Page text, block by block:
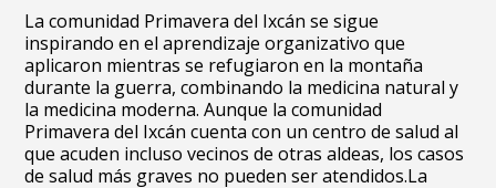
La comunidad Primavera del Ixcán se sigue
inspirando en el aprendizaje organizativo que
aplicaron mientras se refugiaron en la montaña
durante la guerra, combinando la medicina natural y
la medicina moderna. Aunque la comunidad
Primavera del Ixcán cuenta con un centro de salud al
que acuden incluso vecinos de otras aldeas, los casos
de salud más graves no pueden ser atendidos.La